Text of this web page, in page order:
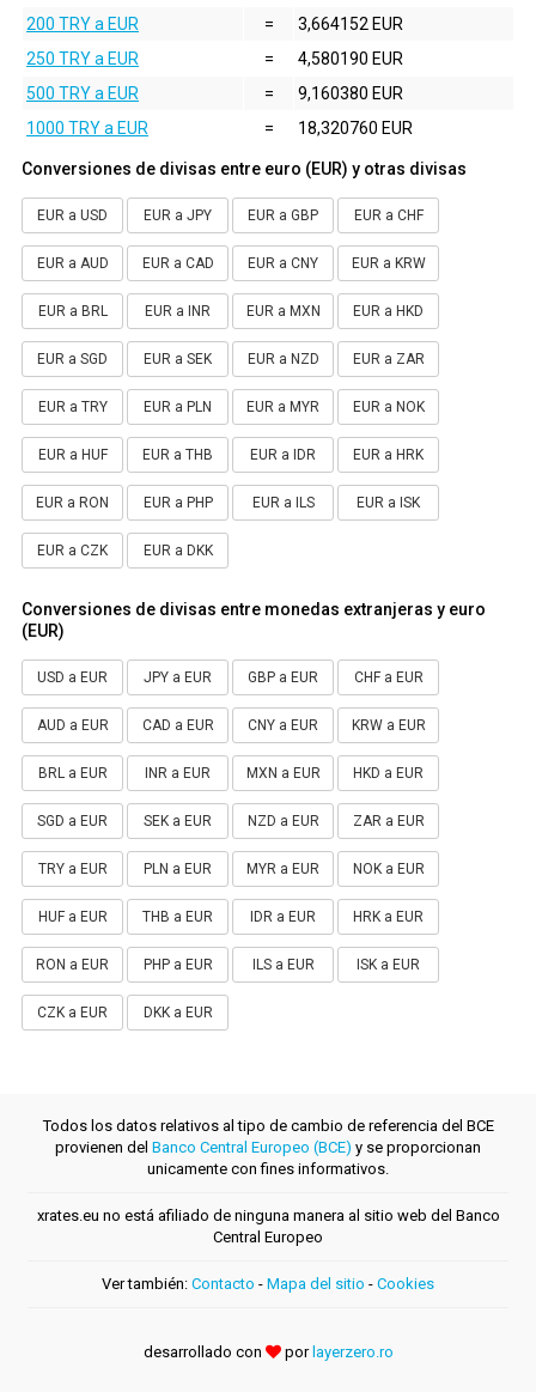
200 TRY a EUR
=
3,664152 EUR
250 TRY a EUR
=
4,580190 EUR
500 TRY a EUR
=
9,160380 EUR
1000 TRY a EUR
= 18,320760 EUR
Conversiones de divisas entre euro (EUR) y otras divisas
EUR a USD EUR a JPY EUR a GBP EUR a CHF
EUR a AUD EUR a CAD EUR a CNY EUR a KRW
EUR a BRL EUR a INR EUR a MXN EUR a HKD
EUR a SGD EUR a SEK EUR a NZD EUR a ZAR
EUR a TRY EUR a PLN EUR a MYR EUR a NOK
EUR a HUF EUR a THB EUR a IDR EUR a HRK
EUR a RON EUR a PHP EUR a ILS EUR a ISK
EUR a CZK EUR a DKK
Conversiones de divisas entre monedas extranjeras y euro
(EUR)
USD a EUR JPY a EUR GBP a EUR CHF a EUR
AUD a EUR CAD a EUR CNY a EUR KRW a EUR
BRL a EUR INR a EUR MXN a EUR HKD a EUR
SGD a EUR SEK a EUR NZD a EUR ZAR a EUR
TRY a EUR PLN a EUR MYR a EUR NOK a EUR
HUF a EUR THB a EUR IDR a EUR HRK a EUR
RON a EUR PHP a EUR ILS a EUR ISK a EUR
CZK a EUR DKK a EUR
Todos los datos relativos al tipo de cambio de referencia del BCE
provienen del Banco Central Europeo (BCE) y se proporcionan
unicamente con fines informativos.
xrates.eu no está afiliado de ninguna manera al sitio web del Banco
Central Europeo
Ver también: Contacto - Mapa del sitio - Cookies
desarrollado con por layerzero.ro